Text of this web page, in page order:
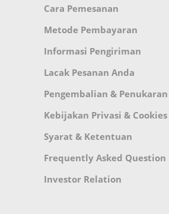
Cara Pemesanan
Metode Pembayaran
Informasi Pengiriman
Lacak Pesanan Anda
Pengembalian & Penukaran
Kebijakan Privasi & Cookies
Syarat & Ketentuan
Frequently Asked Question
Investor Relation